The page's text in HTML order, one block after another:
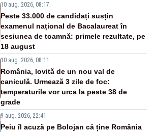
10 aug. 2026, 08:17
Peste 33.000 de candidați susțin
examenul național de Bacalaureat în
sesiunea de toamnă: primele rezultate, pe
18 august
10 aug. 2026, 08:11
România, lovită de un nou val de
caniculă. Urmează 3 zile de foc:
temperaturile vor urca la peste 38 de
grade
9 aug. 2026, 22:41
Peiu îl acuză pe Bolojan că ține România